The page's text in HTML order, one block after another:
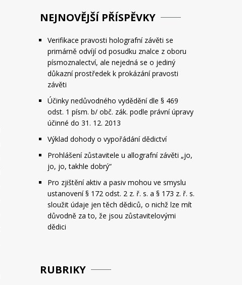
NEJNOVĚJŠÍ PŘÍSPĚVKY
Verifikace pravosti holografní závěti se
primárně odvíjí od posudku znalce z oboru
písmoznalectví, ale nejedná se o jediný
důkazní prostředek k prokázání pravosti
závěti
Účinky nedůvodného vydědění dle § 469
odst. 1 písm. b/ obč. zák. podle právní úpravy
účinné do 31. 12. 2013
Výklad dohody o vypořádání dědictví
Prohlášení zůstavitele u allografní závěti „jo,
jo, jo, takhle dobrý“
Pro zjištění aktiv a pasiv mohou ve smyslu
ustanovení § 172 odst. 2 z. ř. s. a § 173 z. ř. s.
sloužit údaje jen těch dědiců, o nichž lze mít
důvodně za to, že jsou zůstavitelovými
dědici
RUBRIKY